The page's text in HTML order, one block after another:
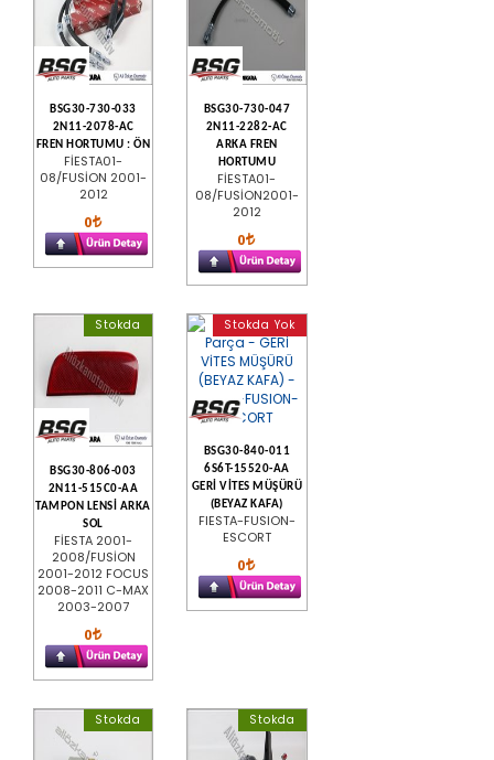
BSG30-730-033
2N11-2078-AC
FREN HORTUMU : ÖN
FİESTA01-
08/FUSİON 2001-
2012
0
BSG30-730-047
2N11-2282-AC
ARKA FREN
HORTUMU
FİESTA01-
08/FUSİON2001-
2012
0
Stokda
BSG30-806-003
2N11-515C0-AA
TAMPON LENSİ ARKA
SOL
FİESTA 2001-
2008/FUSİON
2001-2012 FOCUS
2008-2011 C-MAX
2003-2007
0
Stokda Yok
BSG30-840-011
6S6T-15520-AA
GERİ VİTES MÜŞÜRÜ
(BEYAZ KAFA)
FIESTA-FUSION-
ESCORT
0
Stokda Stokda